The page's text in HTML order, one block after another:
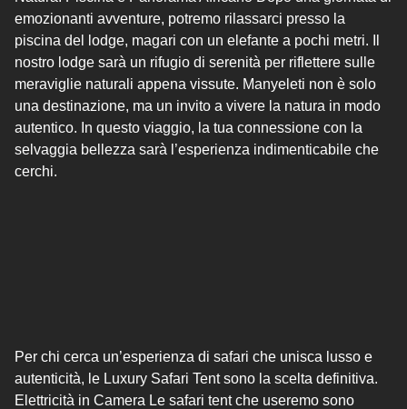
emozionanti avventure, potremo rilassarci presso la
piscina del lodge, magari con un elefante a pochi metri. Il
nostro lodge sarà un rifugio di serenità per riflettere sulle
meraviglie naturali appena vissute. Manyeleti non è solo
una destinazione, ma un invito a vivere la natura in modo
autentico. In questo viaggio, la tua connessione con la
selvaggia bellezza sarà l’esperienza indimenticabile che
cerchi.
Per chi cerca un’esperienza di safari che unisca lusso e
autenticità, le Luxury Safari Tent sono la scelta definitiva.
Elettricità in Camera Le safari tent che useremo sono